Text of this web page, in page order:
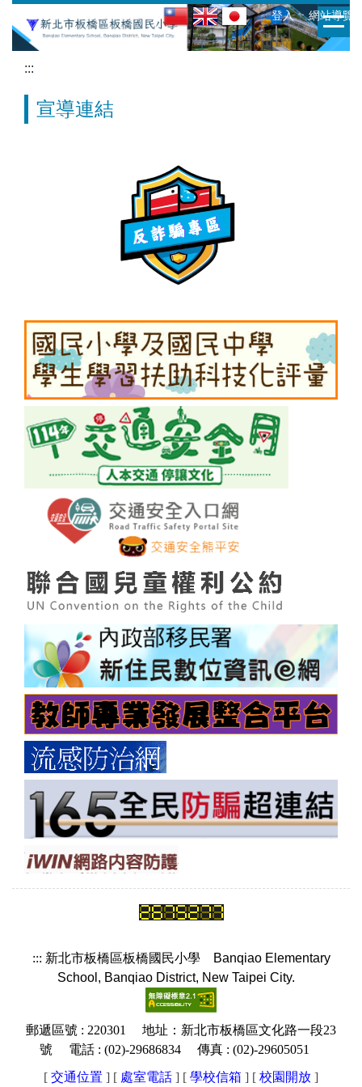
到
主
ㆍ登入 ㆍ網站導覽
:::
宣導連結
::: 新北市板橋區板橋國民小學Banqiao Elementary
School, Banqiao District, New Taipei City.
郵遞區號 : 220301 地址：新北市板橋區文化路一段23
號 電話 : (02)-29686834 傳真 : (02)-29605051
[ 交通位置 ] [ 處室電話 ] [ 學校信箱 ] [ 校園開放 ]